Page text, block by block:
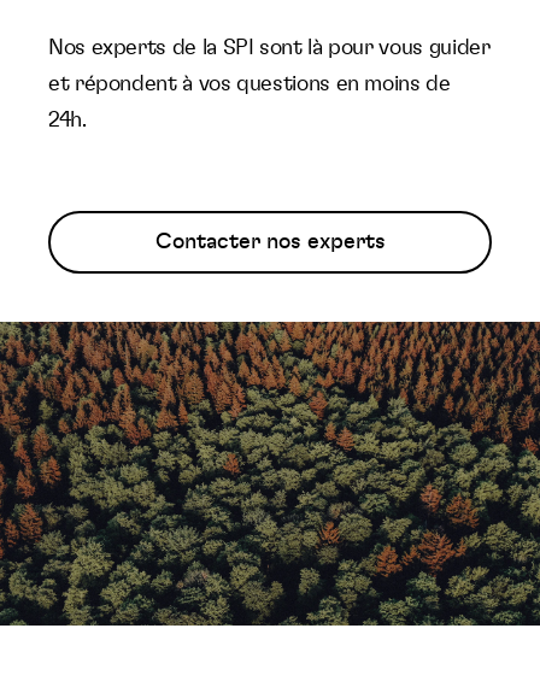
Nos experts de la SPI sont là pour vous guider
et répondent à vos questions en moins de
24h.
Contacter nos experts